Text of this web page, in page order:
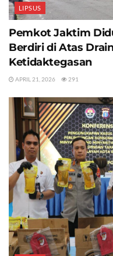
LIPSUS
Pemkot Jaktim
Berdiri di Atas
Ketidaktegasan
APRIL 21, 2026 291